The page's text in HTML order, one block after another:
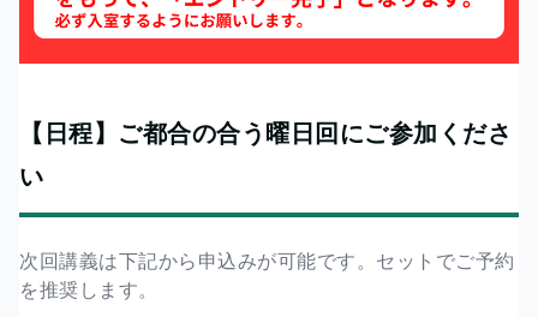
【日程】ご都合の合う曜日回にご参加くださ
い
次回講義は下記から申込みが可能です。セットでご予約
を推奨します。